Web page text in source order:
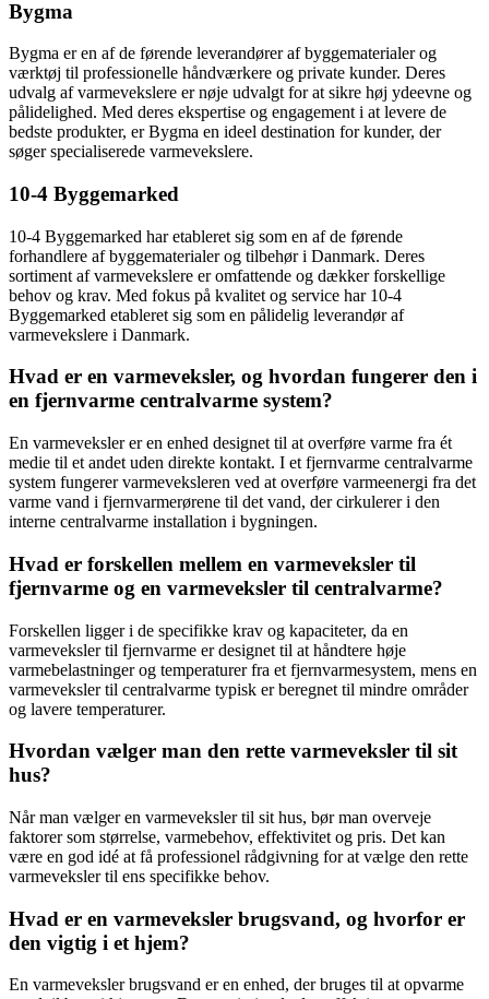
Bygma
Bygma er en af de førende leverandører af byggematerialer og
værktøj til professionelle håndværkere og private kunder. Deres
udvalg af varmevekslere er nøje udvalgt for at sikre høj ydeevne og
pålidelighed. Med deres ekspertise og engagement i at levere de
bedste produkter, er Bygma en ideel destination for kunder, der
søger specialiserede varmevekslere.
10-4 Byggemarked
10-4 Byggemarked har etableret sig som en af de førende
forhandlere af byggematerialer og tilbehør i Danmark. Deres
sortiment af varmevekslere er omfattende og dækker forskellige
behov og krav. Med fokus på kvalitet og service har 10-4
Byggemarked etableret sig som en pålidelig leverandør af
varmevekslere i Danmark.
Hvad er en varmeveksler, og hvordan fungerer den i
en fjernvarme centralvarme system?
En varmeveksler er en enhed designet til at overføre varme fra ét
medie til et andet uden direkte kontakt. I et fjernvarme centralvarme
system fungerer varmeveksleren ved at overføre varmeenergi fra det
varme vand i fjernvarmerørene til det vand, der cirkulerer i den
interne centralvarme installation i bygningen.
Hvad er forskellen mellem en varmeveksler til
fjernvarme og en varmeveksler til centralvarme?
Forskellen ligger i de specifikke krav og kapaciteter, da en
varmeveksler til fjernvarme er designet til at håndtere høje
varmebelastninger og temperaturer fra et fjernvarmesystem, mens en
varmeveksler til centralvarme typisk er beregnet til mindre områder
og lavere temperaturer.
Hvordan vælger man den rette varmeveksler til sit
hus?
Når man vælger en varmeveksler til sit hus, bør man overveje
faktorer som størrelse, varmebehov, effektivitet og pris. Det kan
være en god idé at få professionel rådgivning for at vælge den rette
varmeveksler til ens specifikke behov.
Hvad er en varmeveksler brugsvand, og hvorfor er
den vigtig i et hjem?
En varmeveksler brugsvand er en enhed, der bruges til at opvarme